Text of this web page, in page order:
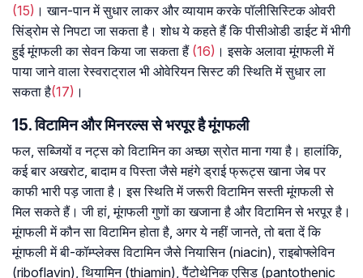
(15) । खान-पान में सुधार लाकर और व्यायाम करके पॉलीसिस्टिक ओवरी
सिंड्रोम से निपटा जा सकता है। शोध ये कहते हैं कि पीसीओडी डाईट में भीगी
हुई मूंगफली का सेवन किया जा सकता हैं (16) । इसके अलावा मूंगफली में
पाया जाने वाला रेस्वराट्राल भी ओवेरियन सिस्ट की स्थिति में सुधार ला
सकता है(17) ।
15. विटामिन और मिनरल्स से भरपूर है मूंगफली
फल, सब्जियों व नट्स को विटामिन का अच्छा स्रोत माना गया है। हालांकि,
कई बार अखरोट, बादाम व पिस्ता जैसे महंगे ड्राई फ्रूट्स खाना जेब पर
काफी भारी पड़ जाता है। इस स्थिति में जरूरी विटामिन सस्ती मूंगफली से
मिल सकते हैं। जी हां, मूंगफली गुणों का खजाना है और विटामिन से भरपूर है।
मूंगफली में कौन सा विटामिन होता है, अगर ये नहीं जानते, तो बता दें कि
मूंगफली में बी-कॉम्प्लेक्स विटामिन जैसे नियासिन (niacin), राइबोफ्लेविन
(riboflavin), थियामिन (thiamin), पैंटोथेनिक एसिड (pantothenic